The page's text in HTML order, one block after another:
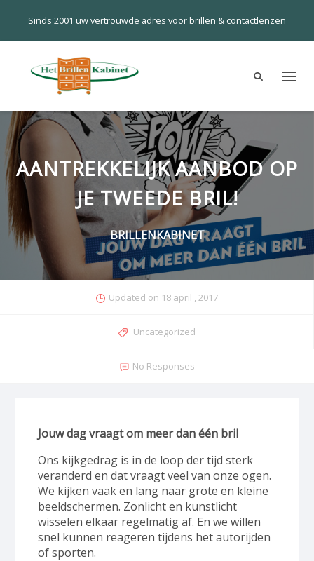
Sinds 2001 uw vertrouwde adres voor brillen & contactlenzen
AANTREKKELIJK AANBOD OP
JE TWEEDE BRIL!
BRILLENKABINET
Updated on 18 april , 2017
Categories
Uncategorized
No Responses
Jouw dag vraagt om meer dan één bril
Ons kijkgedrag is in de loop der tijd sterk
veranderd en dat vraagt veel van onze ogen.
We kijken vaak en lang naar grote en kleine
beeldschermen. Zonlicht en kunstlicht
wisselen elkaar regelmatig af. En we willen
snel kunnen reageren tijdens het autorijden
of sporten.